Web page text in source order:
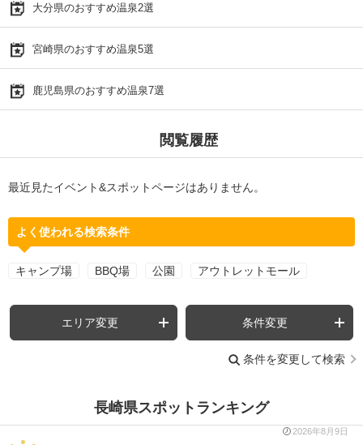
大分県のおすすめ温泉2選
宮崎県のおすすめ温泉5選
鹿児島県のおすすめ温泉7選
閲覧履歴
最近見たイベント&スポットページはありません。
よく使われる検索条件
キャンプ場 BBQ場 公園 アウトレットモール
エリア変更 条件変更
条件を変更して検索
長崎県スポットランキング
2026年8月9日